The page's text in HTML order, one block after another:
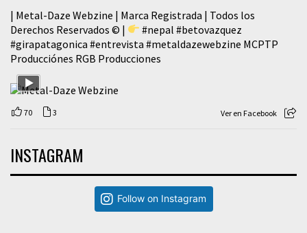
| Metal-Daze Webzine | Marca Registrada | Todos los
Derechos Reservados © |
#nepal #betovazquez
#girapatagonica #entrevista #metaldazewebzine MCPTP
Producciónes RGB Producciones
70 3 Ver en Facebook
INSTAGRAM
Follow on Instagram